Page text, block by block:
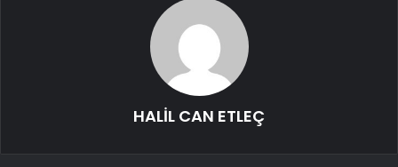
HALİL CAN ETLEÇ